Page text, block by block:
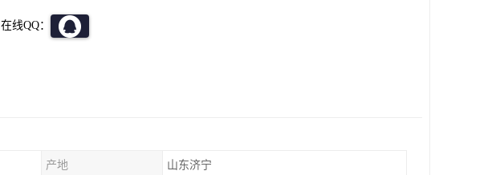
在线QQ：
产地 山东济宁